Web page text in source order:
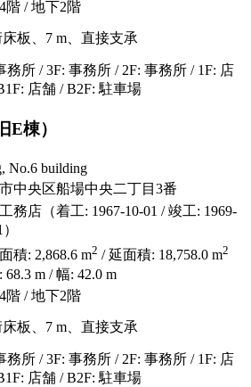
階 / 地下2階
床板、7 m、直接支承
務所 / 3F: 事務所 / 2F: 事務所 / 1F: 店
店舗 / B2F: 駐車場
E棟）
中央区船場中央二丁目3番
務店（着工: 1967-10-01 / 竣工: 1969-
積: 2,868.6 m2 / 延面積: 18,758.0 m2
68.3 m / 幅: 42.0 m
階 / 地下2階
床板、7 m、直接支承
務所 / 3F: 事務所 / 2F: 事務所 / 1F: 店
店舗 / B2F: 駐車場